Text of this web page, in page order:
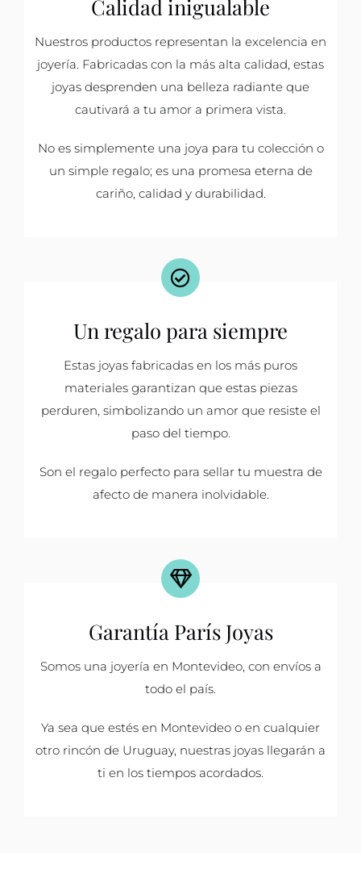
Calidad inigualable
Nuestros productos representan la excelencia en
joyería. Fabricadas con la más alta calidad, estas
joyas desprenden una belleza radiante que
cautivará a tu amor a primera vista.
No es simplemente una joya para tu colección o
un simple regalo; es una promesa eterna de
cariño, calidad y durabilidad.
Un regalo para siempre
Estas joyas fabricadas en los más puros
materiales garantizan que estas piezas
perduren, simbolizando un amor que resiste el
paso del tiempo.
Son el regalo perfecto para sellar tu muestra de
afecto de manera inolvidable.
Garantía París Joyas
Somos una joyería en Montevideo, con envíos a
todo el país.
Ya sea que estés en Montevideo o en cualquier
otro rincón de Uruguay, nuestras joyas llegarán a
ti en los tiempos acordados.